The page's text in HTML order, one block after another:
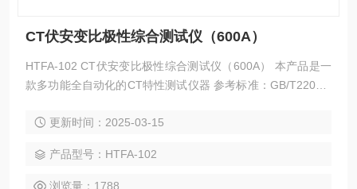
CT伏安变比极性综合测试仪（600A）
HTFA-102 CT伏安变比极性综合测试仪（600A） 本产品是一
款多功能全自动化的CT特性测试仪器 参考标准：GB/T22071.
验数据和曲线 AC220V和AC380V自适应供电
更新时间：2025-03-15
产品型号：HTFA-102
浏览量：1788